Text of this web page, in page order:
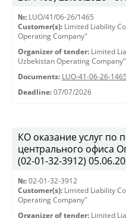
№: LUO/41/06-26/1465
Customer(s): Limited Liability
Operating Company"
Organizer of tender: Limited
Uzbekistan Operating Company"
Documents: LUO-41-06-26-1465
Deadline: 07/07/2026
КО оказание услуг по
центрального офиса
(02-01-32-3912)
№: 02-01-32-3912
Customer(s): Limited Liability
Operating Company"
Organizer of tender: Limited